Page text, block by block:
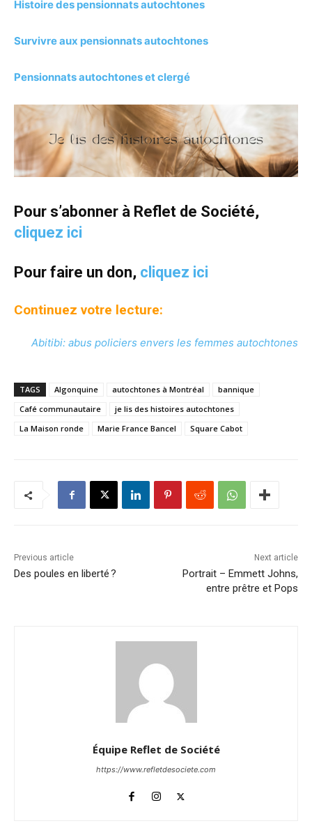
Histoire des pensionnats autochtones
Survivre aux pensionnats autochtones
Pensionnats autochtones et clergé
Pour s’abonner à Reflet de Société,
cliquez ici
Pour faire un don, cliquez ici
Continuez votre lecture:
Abitibi: abus policiers envers les femmes autochtones
TAGS Algonquine autochtones à Montréal
bannique
Café communautaire
je lis des histoires autochtones
La Maison ronde
Marie France Bancel Square Cabot
Previous article
Des poules en liberté ?
Next article
Portrait – Emmett Johns,
entre prêtre et Pops
Équipe Reflet de Société
https://www.refletdesociete.com